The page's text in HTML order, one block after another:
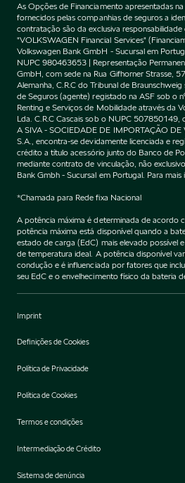
As Opções de Financiamento apresentadas
fornecidos pelas companhias de seguros a
contratação são da exclusiva
"VOLKSWAGEN Financial Services"
Volkswagen Bank GmbH - Sucursal em
NUPC 980463653 | Representação
GmbH, com sede na Rua Gifhorner Strasse,
Alemanha, C.R.C do Tribunal de
de Seguros (agente) registado na ASF sob o
Renting e Serviços de Mobilidade através da
Lda. C.R.C Cascais sob o NUPC
A SIVA - SOCIEDADE DE IMPORTAÇÃO
S.A., encontra-se devidamente licenciada e
crédito a título acessório junto do Banco de
mediante contrato de vinculação, não
Bank Gmbh - Sucursal em Portugal. Para
*Chamada para Rede fixa Nacional
A potência máxima é determinada de acordo
potência máxima está disponível quando a
estado de carga (EdC) mais elevado possível
de temperatura ideal. A potência disponível
condução e é influenciada por fatores que
seu EdC e o envelhecimento físico da bateria
Imprint
Definições de Cookies
Política de Privacidade
Política de Cookies
Termos e condições
Intermediação de Crédito
Sistema de denúncia